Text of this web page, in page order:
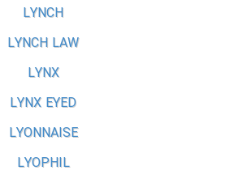
LYNCH
LYNCH LAW
LYNX
LYNX EYED
LYONNAISE
LYOPHIL